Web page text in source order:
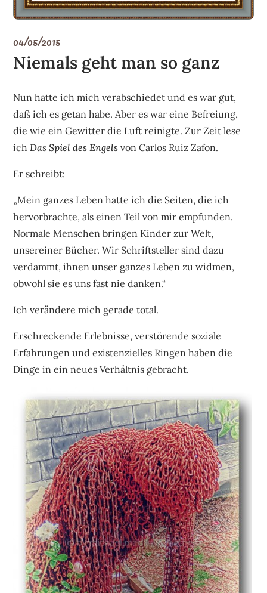
04/05/2015
Niemals geht man so ganz
Nun hatte ich mich verabschiedet und es war gut,
daß ich es getan habe. Aber es war eine Befreiung,
die wie ein Gewitter die Luft reinigte. Zur Zeit lese
ichDas Spiel des Engels von Carlos Ruiz Zafon.
Er schreibt:
„Mein ganzes Leben hatte ich die Seiten, die ich
hervorbrachte, als einen Teil von mir empfunden.
Normale Menschen bringen Kinder zur Welt,
unsereiner Bücher. Wir Schriftsteller sind dazu
verdammt, ihnen unser ganzes Leben zu widmen,
obwohl sie es uns fast nie danken.“
Ich verändere mich gerade total.
Erschreckende Erlebnisse, verstörende soziale
Erfahrungen und existenzielles Ringen haben die
Dinge in ein neues Verhältnis gebracht.